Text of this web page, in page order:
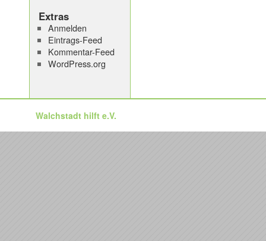
Extras
Anmelden
Eintrags-Feed
Kommentar-Feed
WordPress.org
Walchstadt hilft e.V.